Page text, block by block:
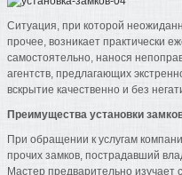
Ситуация, при которой
прочее, возникает практически
самостоятельно, нанося
агентств, предлагающих
вскрытие качественно и без
Преимущества установки
При обращении к услугам
прочих замков, пострадавший
Мастер предварительно